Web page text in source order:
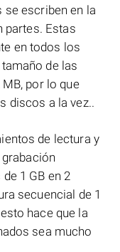
se escriben en la
partes. Estas
en todos los
de las
por lo que
discos a la vez..
de lectura y
1 GB en 2
secuencial de 1
hace que la
sea mucho